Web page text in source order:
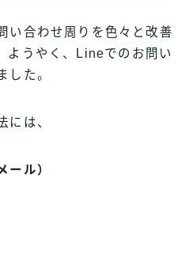
い合わせ周りを色々と改善
ようやく、Lineでのお問い
した。
には、
ール）